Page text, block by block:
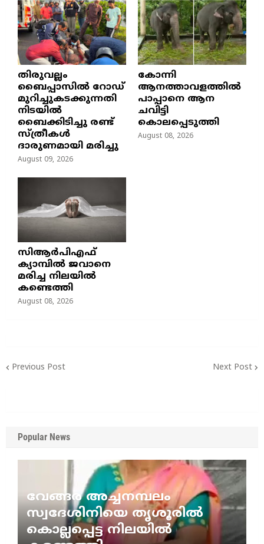
തിരുവല്ലം
ബൈപ്പാസില്‍ റോഡ്
മുറിച്ചുകടക്കുന്നതി
നിടയില്‍
ബൈക്കിടിച്ചു രണ്ട്
സ്ത്രീകള്‍
ദാരുണമായി മരിച്ചു
August 09, 2026
കോന്നി
ആനത്താവളത്തിൽ
പാപ്പാനെ ആന
ചവിട്ടി
കൊലപ്പെടുത്തി
August 08, 2026
സിആർപിഎഫ്
ക്യാമ്പിൽ ജവാനെ
മരിച്ച നിലയിൽ
കണ്ടെത്തി
August 08, 2026
Previous Post Next Post
Popular News
വേങ്ങര അച്ചനമ്പലം
സ്വദേശിനിയെ തൃശൂരിൽ
കൊല്ലപ്പെട്ട നിലയിൽ